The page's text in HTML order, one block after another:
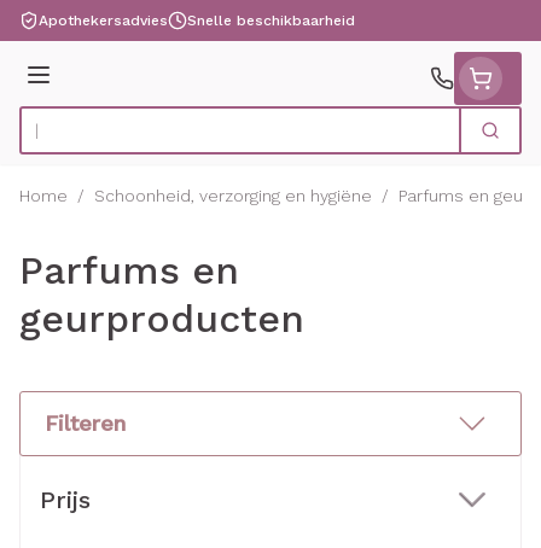
Ga naar de inhoud
Apothekersadvies Snelle beschikbaarheid
Menu
Product, merk, categorie... Zoek
Home / Schoonheid, verzorging en hygiëne / Parfums en
Parfums en
geurproducten
Filteren
Prijs